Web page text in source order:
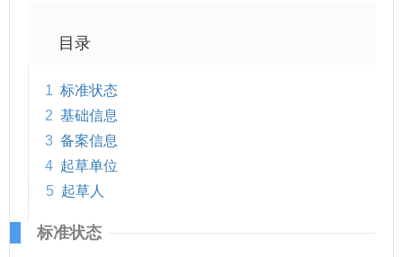
目录
1 标准状态
2 基础信息
3 备案信息
4 起草单位
5 起草人
标准状态